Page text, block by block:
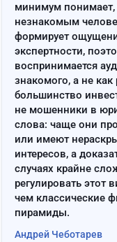
минимум понимает,
незнакомым
формирует
экспертности,
воспринимается
знакомого, а не
большинство
не мошенники в
слова: чаще они
или имеют
интересов, а
случаях крайне
регулировать этот
чем классические
пирамиды.
Андрей Чеботарев